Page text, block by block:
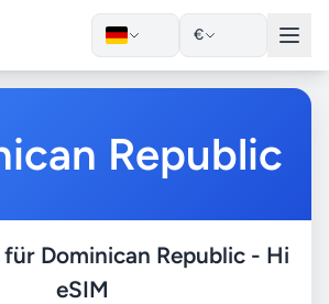
€
Republic
Dominican Republic - Hi
eSIM